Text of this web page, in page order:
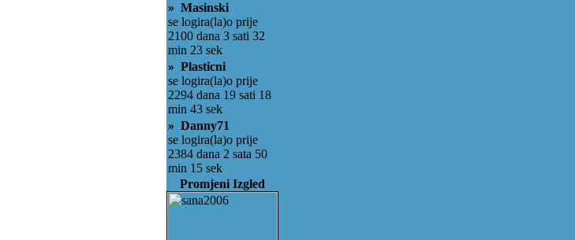
» Masinski
se logira(la)o prije
2100 dana 3 sati 32
min 23 sek
» Plasticni
se logira(la)o prije
2294 dana 19 sati 18
min 43 sek
» Danny71
se logira(la)o prije
2384 dana 2 sata 50
min 15 sek
Promjeni Izgled